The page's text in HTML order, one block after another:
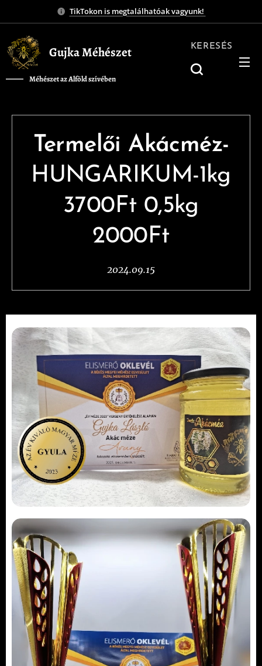
TikTokon is megtalálhatóak vagyunk!
Gujka Méhészet
Méhészet az Alföld szívében
KERESÉS
Termelői Akácméz-
HUNGARIKUM-1kg
3700Ft 0,5kg
2000Ft
2024.09.15